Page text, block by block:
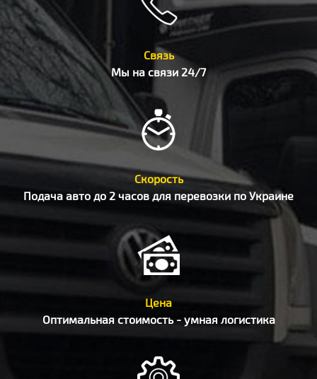
Связь
Мы на связи 24/7
Скорость
Подача авто до 2 часов для перевозки по Украине
Цена
Оптимальная стоимость - умная логистика